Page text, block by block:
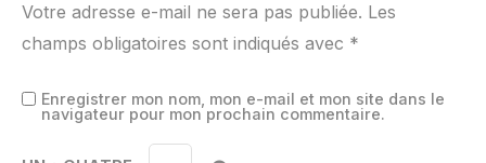
Votre adresse e-mail ne sera pas publiée. Les
champs obligatoires sont indiqués avec *
Enregistrer mon nom, mon e-mail et mon site dans le
navigateur pour mon prochain commentaire.